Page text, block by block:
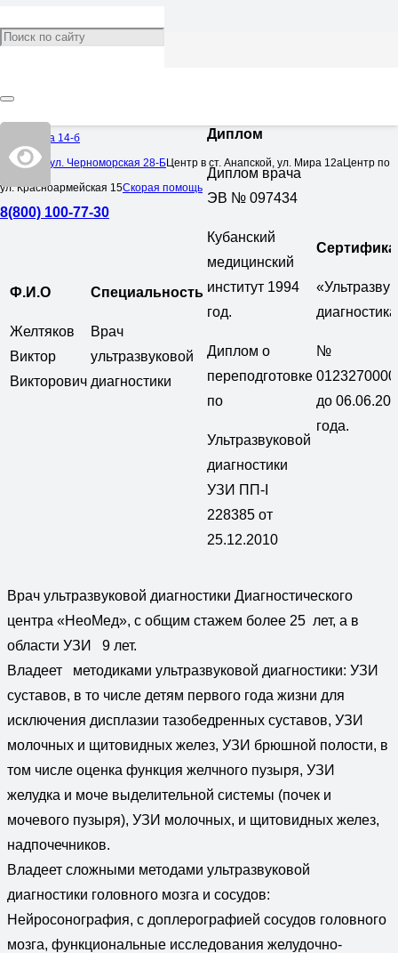
Омелькова 14-б
Центр по ул. Черноморская 28-БЦентр в ст. Анапской, ул. Мира 12аЦентр по
ул. Красноармейская 15Скорая помощь
8(800) 100-77-30
Желтяков Виктор
Врач:
Ф.И.О
Желтяков
Виктор
Викторович
Специальность
Врач
ультразвуковой
диагностики
Диплом
Диплом врача
ЭВ № 097434
Кубанский
медицинский
институт 1994
год.
Диплом о
переподготовке
по
Ультразвуковой
диагностики
УЗИ ПП-I
228385 от
25.12.2010
№
до
года.
Врач ультразвуковой диагностики Диагностического
центра «НеоМед», с общим стажем более 25 лет, а в
области УЗИ 9 лет.
Владеет методиками ультразвуковой диагностики: УЗИ
суставов, в то числе детям первого года жизни для
исключения дисплазии тазобедренных суставов, УЗИ
молочных и щитовидных желез, УЗИ брюшной полости, в
том числе оценка функция желчного пузыря, УЗИ
желудка и моче выделительной системы (почек и
мочевого пузыря), УЗИ молочных, и щитовидных желез,
надпочечников.
Владеет сложными методами ультразвуковой
диагностики головного мозга и сосудов:
Нейросонография, с доплерографией сосудов головного
мозга, функциональные исследования желудочно-